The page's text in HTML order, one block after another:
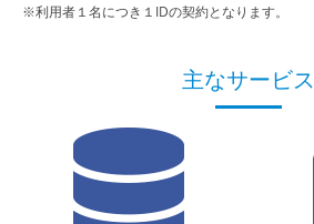
※利用者１名につき１IDの契約となります。
主なサービス